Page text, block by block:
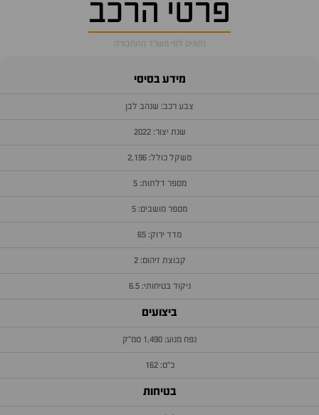
פרטי הרכב
נתונים לפי משרד התחבורה
מידע בסיסי
צבע רכב: שנהב לבן
שנת יצור: 2022
משקל כולל: 2,196
מספר דלתות: 5
מספר מושבים: 5
מדד ירוק: 65
קבוצת זיהום: 2
ניקוד בטיחותי: 6.5
ביצועים
נפח מנוע: 1,490 סמ״ק
כ״ס: 162
בטיחות